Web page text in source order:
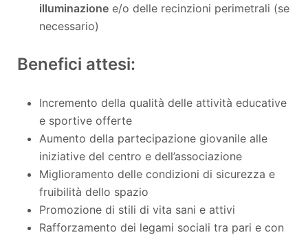
illuminazione e/o delle recinzioni perimetrali (se
necessario)
Benefici attesi:
Incremento della qualità delle attività educative
e sportive offerte
Aumento della partecipazione giovanile alle
iniziative del centro e dell’associazione
Miglioramento delle condizioni di sicurezza e
fruibilità dello spazio
Promozione di stili di vita sani e attivi
Rafforzamento dei legami sociali tra pari e con